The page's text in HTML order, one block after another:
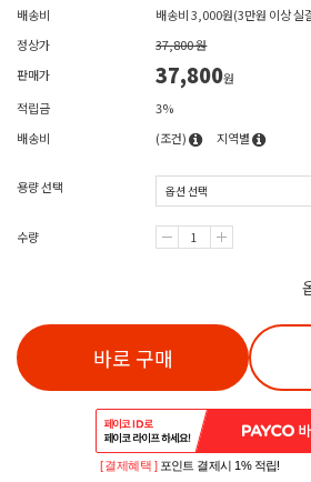
배송비
배송비 3,000원(3만원 이상 실
정상가
37,800 원
판매가
37,800원
적립금
3%
배송비
(조건) 지역별
용량 선택
수량
바로 구매
[ 결제혜택 ] 포인트 결제시 1% 적립!